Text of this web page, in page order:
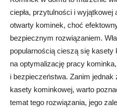
ciepła, przytulności i
otwarty kominek, choć
bezpiecznym rozwiązaniem.
popularnością cieszą się
na optymalizację pracy
i bezpieczeństwa. Zanim
kasety kominkowej, warto
temat tego rozwiązania, jego